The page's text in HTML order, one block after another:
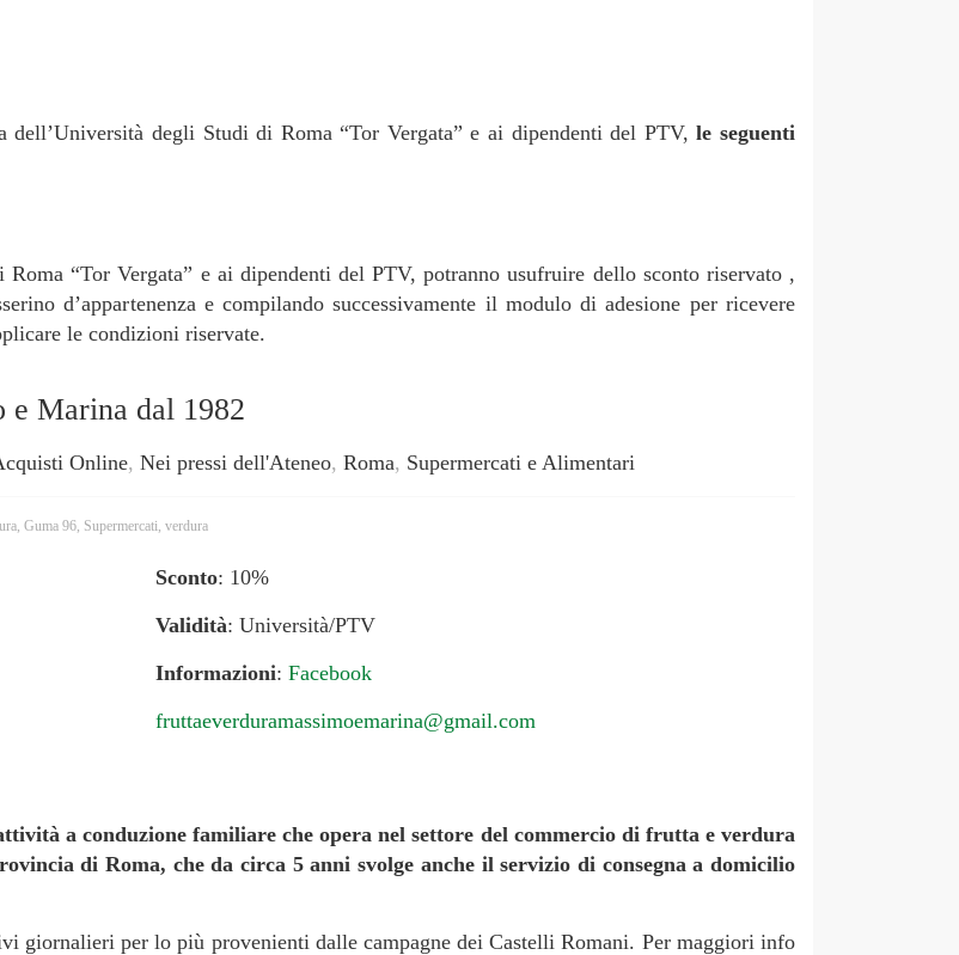
dell’Università degli Studi di Roma “Tor Vergata” e ai dipendenti del PTV,le seguenti
“Tor Vergata” e ai dipendenti del PTV, potranno usufruire dello sconto riservato ,
d’appartenenza e compilando successivamente il modulo di adesione per ricevere
le condizioni riservate.
e Marina dal 1982
Online, Nei pressi dell'Ateneo, Roma, Supermercati e Alimentari
, Guma 96, Supermercati, verdura
Sconto: 10%
Validità: Università/PTV
Informazioni: Facebook
fruttaeverduramassimoemarina@gmail.com
a conduzione familiare che opera nel settore del commercio di frutta e verdura
di Roma, che da circa 5 anni svolge anche il servizio di consegna a domicilio
giornalieri per lo più provenienti dalle campagne dei Castelli Romani. Per maggiori info